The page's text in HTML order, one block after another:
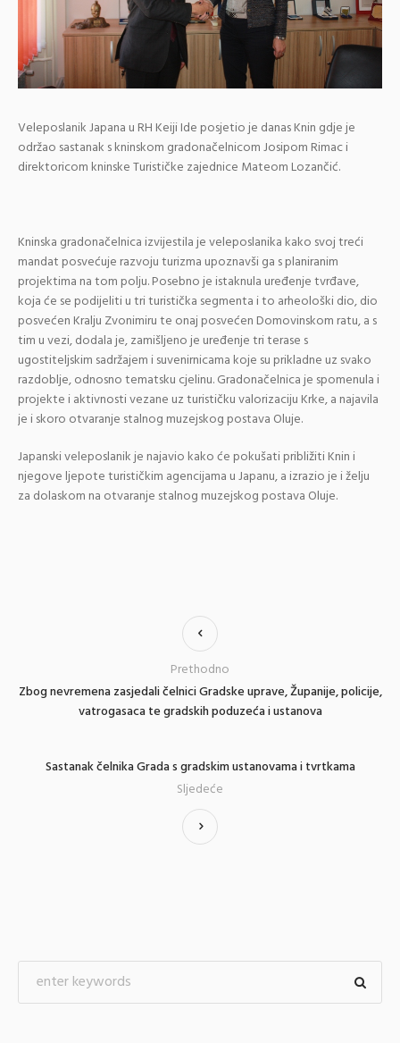
Veleposlanik Japana u RH Keiji Ide posjetio je danas Knin gdje je
održao sastanak s kninskom gradonačelnicom Josipom Rimac i
direktoricom kninske Turističke zajednice Mateom Lozančić.
Kninska gradonačelnica izvijestila je veleposlanika kako svoj treći
mandat posvećuje razvoju turizma upoznavši ga s planiranim
projektima na tom polju. Posebno je istaknula uređenje tvrđave,
koja će se podijeliti u tri turistička segmenta i to arheološki dio, dio
posvećen Kralju Zvonimiru te onaj posvećen Domovinskom ratu, a s
tim u vezi, dodala je, zamišljeno je uređenje tri terase s
ugostiteljskim sadržajem i suvenirnicama koje su prikladne uz svako
razdoblje, odnosno tematsku cjelinu. Gradonačelnica je spomenula i
projekte i aktivnosti vezane uz turističku valorizaciju Krke, a najavila
je i skoro otvaranje stalnog muzejskog postava Oluje.
Japanski veleposlanik je najavio kako će pokušati približiti Knin i
njegove ljepote turističkim agencijama u Japanu, a izrazio je i želju
za dolaskom na otvaranje stalnog muzejskog postava Oluje.
Zbog nevremena zasjedali čelnici Gradske uprave, Županije, policije,
vatrogasaca te gradskih poduzeća i ustanova
Prethodno
Sastanak čelnika Grada s gradskim ustanovama i tvrtkama
Sljedeće